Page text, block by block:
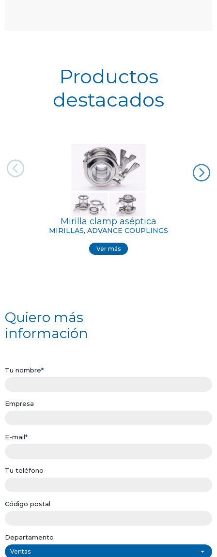
Productos
destacados
Mirilla clamp aséptica
MIRILLAS, ADVANCE COUPLINGS
Ver más
Quiero más
información
Tu nombre*
Empresa
E-mail*
Tu teléfono
Código postal
Departamento
Ventas